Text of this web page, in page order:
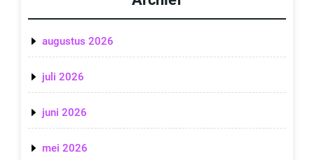
augustus 2026
juli 2026
juni 2026
mei 2026